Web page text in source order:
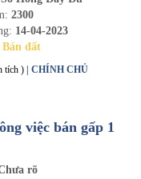
2300
14-04-2023
Bán đất
tích ) | CHÍNH CHỦ
việc bán gấp 1
rõ